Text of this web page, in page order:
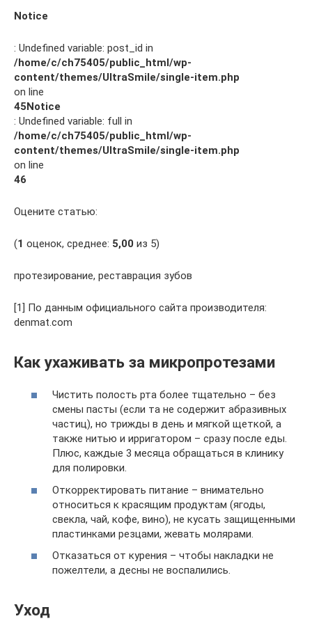
Notice
: Undefined variable: post_id in
/home/c/ch75405/public_html/wp-
content/themes/UltraSmile/single-item.php
on line
45Notice
: Undefined variable: full in
/home/c/ch75405/public_html/wp-
content/themes/UltraSmile/single-item.php
on line
46
Оцените статью:
(1 оценок, среднее: 5,00 из 5)
протезирование, реставрация зубов
[1] По данным официального сайта производителя:
denmat.com
Как ухаживать за микропротезами
Чистить полость рта более тщательно – без
смены пасты (если та не содержит абразивных
частиц), но трижды в день и мягкой щеткой, а
также нитью и ирригатором – сразу после еды.
Плюс, каждые 3 месяца обращаться в клинику
для полировки.
Откорректировать питание – внимательно
относиться к красящим продуктам (ягоды,
свекла, чай, кофе, вино), не кусать защищенными
пластинками резцами, жевать молярами.
Отказаться от курения – чтобы накладки не
пожелтели, а десны не воспалились.
Уход